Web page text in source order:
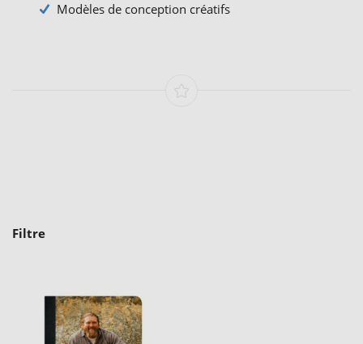
Modèles de conception créatifs
Filtre